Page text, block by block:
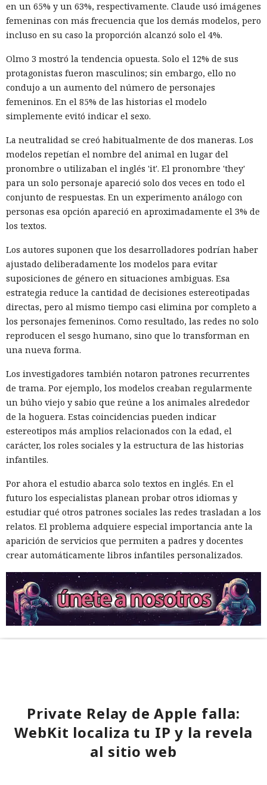
en un 65% y un 63%, respectivamente. Claude usó imágenes
femeninas con más frecuencia que los demás modelos, pero
incluso en su caso la proporción alcanzó solo el 4%.
Olmo 3 mostró la tendencia opuesta. Solo el 12% de sus
protagonistas fueron masculinos; sin embargo, ello no
condujo a un aumento del número de personajes
femeninos. En el 85% de las historias el modelo
simplemente evitó indicar el sexo.
La neutralidad se creó habitualmente de dos maneras. Los
modelos repetían el nombre del animal en lugar del
pronombre o utilizaban el inglés 'it'. El pronombre 'they'
para un solo personaje apareció solo dos veces en todo el
conjunto de respuestas. En un experimento análogo con
personas esa opción apareció en aproximadamente el 3% de
los textos.
Los autores suponen que los desarrolladores podrían haber
ajustado deliberadamente los modelos para evitar
suposiciones de género en situaciones ambiguas. Esa
estrategia reduce la cantidad de decisiones estereotipadas
directas, pero al mismo tiempo casi elimina por completo a
los personajes femeninos. Como resultado, las redes no solo
reproducen el sesgo humano, sino que lo transforman en
una nueva forma.
Los investigadores también notaron patrones recurrentes
de trama. Por ejemplo, los modelos creaban regularmente
un búho viejo y sabio que reúne a los animales alrededor
de la hoguera. Estas coincidencias pueden indicar
estereotipos más amplios relacionados con la edad, el
carácter, los roles sociales y la estructura de las historias
infantiles.
Por ahora el estudio abarca solo textos en inglés. En el
futuro los especialistas planean probar otros idiomas y
estudiar qué otros patrones sociales las redes trasladan a los
relatos. El problema adquiere especial importancia ante la
aparición de servicios que permiten a padres y docentes
crear automáticamente libros infantiles personalizados.
Private Relay de Apple falla:
WebKit localiza tu IP y la revela
al sitio web